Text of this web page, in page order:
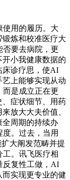
用的履历。大
炼和校准医疗大
要去病院，更
小我健康数据的
床诊疗思，使AI
上能够实现从动
是成立正在更
症状细节、用药
放大大夫价值、
周期的持续办
。过去，当用
大阐发范畴并提
。讯飞医疗相
反复性工做，AI
实现更专业的健